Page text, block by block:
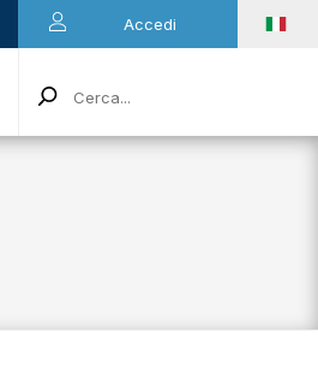
Accedi